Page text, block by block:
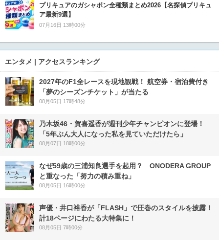
プリキュアのガシャポン全種類まとめ2026【名探偵プリキュ
ア最新9選】
07月16日 13時00分
エンタメ | アクセスランキング
2027年のF1全レースを現地観戦！ 航空券・宿泊費付き
「夢のシーズンチケット」が当たる
08月05日 17時48分
乃木坂46・賀喜遥香が週刊少年チャンピオンに登場！
「5年ぶん大人になった私を見ていただけたら」
08月07日 18時00分
なぜ59歳の三浦知良選手を起用？ ONODERA GROUP
と重なった「努力の積み重ね」
08月05日 16時00分
声優・井口裕香が「FLASH」で圧巻のスタイルを披露！
計18ページにわたる大特集に！
08月05日 7時00分